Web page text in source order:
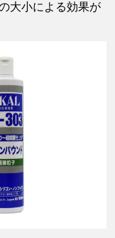
大小による効果が